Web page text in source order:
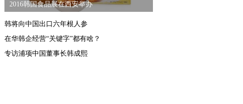
2016韩国食品展在西安举办
韩将向中国出口六年根人参
在华韩企经营“关键字”都有啥？
专访浦项中国董事长韩成熙